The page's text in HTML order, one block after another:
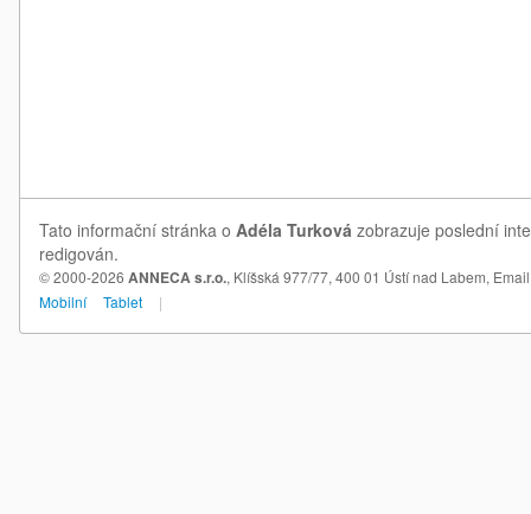
Tato informační stránka o Adéla Turková zobrazuje poslední
redigován.
© 2000-2026 ANNECA s.r.o., Klíšská 977/77, 400 01 Ústí nad Labem,
Mobilní
Tablet |